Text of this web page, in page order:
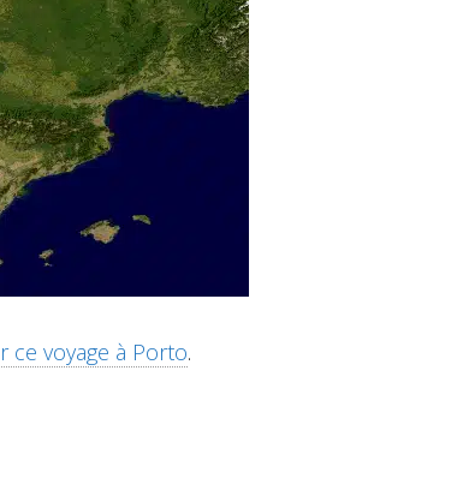
ce voyage à Porto.